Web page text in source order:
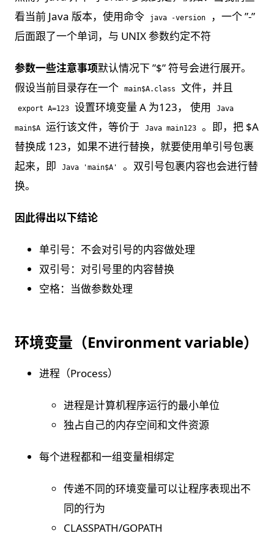
看当前 Java 版本，使用命令
java -version
，一个 ”-”
后面跟了一个单词，与 UNIX 参数约定不符
参数一些注意事项默认情况下 ”$” 符号会进行展开。
假设当前目录存在一个
main$A.class 文件，并且
export A=123 设置环境变量 A 为123， 使用 Java
main$A 运行该文件，等价于 Java main123
。即，把 $A
替换成 123，如果不进行替换，就要使用单引号包裹
起来，即
Java 'main$A'
。双引号包裹内容也会进行替
换。
因此得出以下结论
单引号：不会对引号的内容做处理
双引号：对引号里的内容替换
空格：当做参数处理
环境变量（Environment variable）
进程（Process）
进程是计算机程序运⾏的最⼩单位
独占⾃⼰的内存空间和⽂件资源
每个进程都和⼀组变量相绑定
传递不同的环境变量可以让程序表现出不
同的⾏为
CLASSPATH/GOPATH